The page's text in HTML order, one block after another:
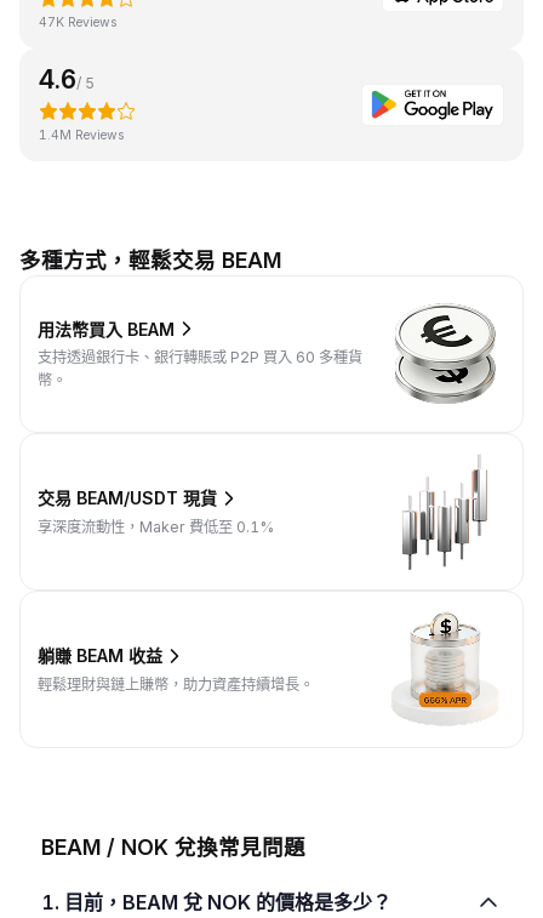
47K Reviews
4.6/ 5
1.4M Reviews
多種方式，輕鬆交易 BEAM
用法幣買入 BEAM
支持透過銀行卡、銀行轉賬或 P2P 買入 60 多種貨
幣。
交易 BEAM/USDT 現貨
享深度流動性，Maker 費低至 0.1%
躺賺 BEAM 收益
輕鬆理財與鏈上賺幣，助力資產持續增長。
BEAM / NOK 兌換常見問題
1. 目前，BEAM 兌 NOK 的價格是多少？